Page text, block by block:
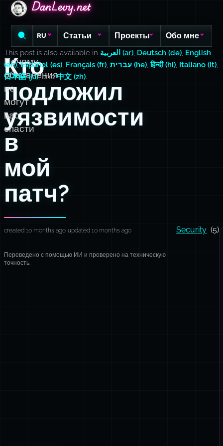
DanLevy.net
DanLevy.net
DanLevy.net
RU Статьи Проекты Обо мне
Кто
подложил
уязвимости
в
мой
патч?
Почему
обновления
не
могут
вас
спасти
This post is also available in العربية (ar), Deutsch (de), English
(en),Español (es), Français (fr), עברית (he),हिन्दी (hi), Italiano (it),
日本語 (ja), and中文 (zh).
created 10 months ago updated 10 months ago Security (5)
Переведено с помощью ИИ и проверено на техническую
точность.